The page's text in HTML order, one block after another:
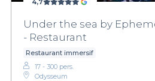
invités une fête d'anniversaire qui
mémoires.
Under the sea by
- Restaurant
Restaurant immersif
17 - 300 pers.
Odysseum